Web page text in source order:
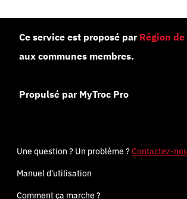
Ce service est proposé par Région
aux communes membres.
Propulsé par MyTroc Pro
Une question ? Un problème ?Contactez-
Manuel d'utilisation
Comment ça marche ?